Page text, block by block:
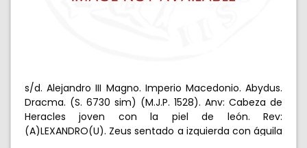
s/d. Alejandro III Magno. Imperio Macedonio. Abydus.
Dracma. (S. 6730 sim) (M.J.P. 1528). Anv: Cabeza de
Heracles joven con la piel de león. Rev:
(A)LEXANDRO(U). Zeus sentado a izquierda con águila